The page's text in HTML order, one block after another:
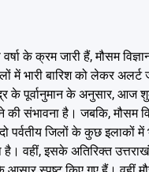
के क्रम जारी हैं, मौसम
में भारी बारिश को लेकर अलर्ट
के पूर्वानुमान के अनुसार, आज
की संभावना है। जबकि, मौसम
पर्वतीय जिलों के कुछ इलाकों में
है। वहीं, इसके अतिरिक्त